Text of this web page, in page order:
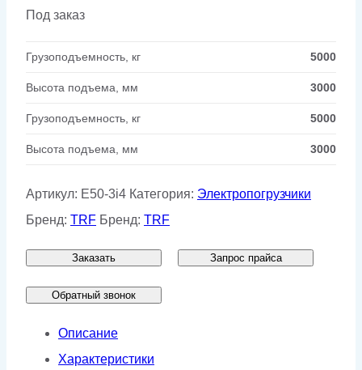
Под заказ
Грузоподъемность, кг 5000
Высота подъема, мм 3000
Грузоподъемность, кг 5000
Высота подъема, мм 3000
Артикул: E50-3i4 Категория: Электропогрузчики
Бренд: TRF Бренд: TRF
Заказать Запрос прайса
Обратный звонок
Описание
Характеристики